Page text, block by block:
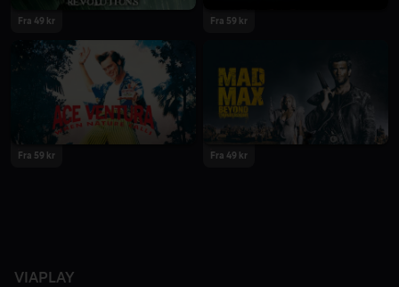
Fra 49 kr Fra 59 kr
Fra 59 kr Fra 49 kr
VIAPLAY